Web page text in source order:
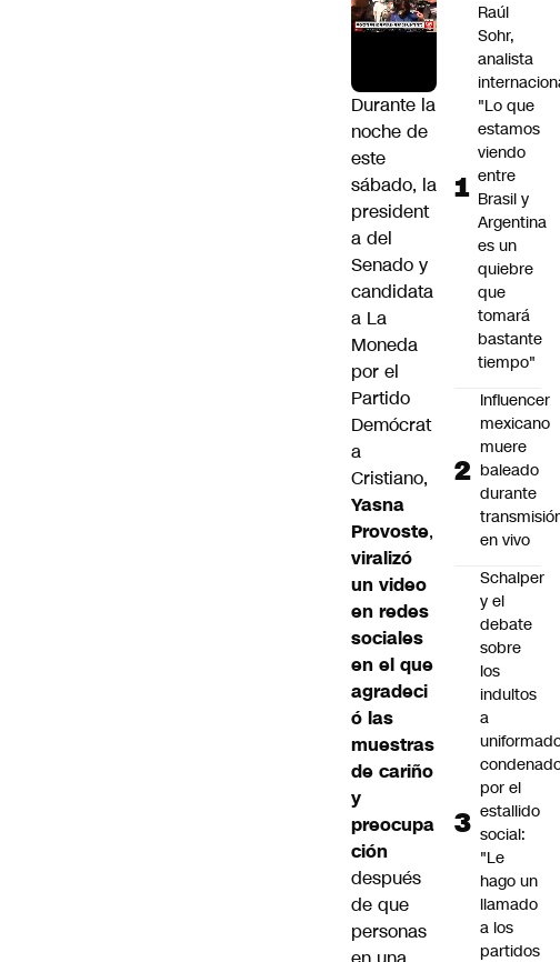
Durante la
noche de
este
sábado, la
president
a del
Senado y
candidata
a La
Moneda
por el
Partido
Demócrat
a
Cristiano,
Yasna
Provoste,
viralizó
un video
en redes
sociales
en el que
agradeci
ó las
muestras
de cariño
y
preocupa
ción
después
de que
personas
Raúl
Sohr,
analista
"Lo que
estamos
viendo
entre
Brasil y
Argentina
es un
quiebre
que
tomará
bastante
tiempo"
Influencer
mexicano
muere
baleado
durante
en vivo
Schalper
y el
debate
sobre
los
indultos
a
por el
estallido
social:
"Le
hago un
llamado
a los
partidos